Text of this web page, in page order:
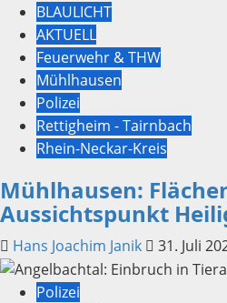
BLAULICHT
AKTUELL
Feuerwehr & THW
Mühlhausen
Polizei
Rettigheim - Tairnbach
Rhein-Neckar-Kreis
Mühlhausen:
Aussichtspunkt
Hans Joachim Janik 31. Juli
Polizei